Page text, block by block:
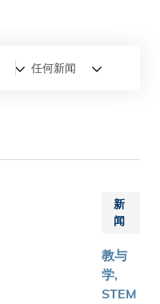
任何新闻
新
闻
教与
学,
STEM